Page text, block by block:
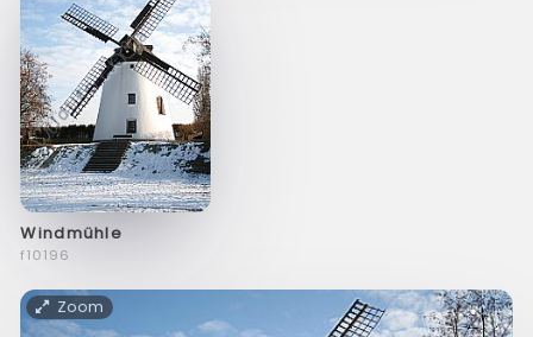
Windmühle
f10196
Zoom